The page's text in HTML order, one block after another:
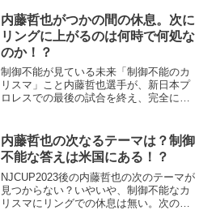
界最高峰のベルト流出を許してしまう。
全日本プロレス時代の...
内藤哲也がつかの間の休息。次に
リングに上がるのは何時で何処な
のか！？
制御不能が見ている未来「制御不能のカ
リスマ」こと内藤哲也選手が、新日本プ
ロレスでの最後の試合を終え、完全にフ
蓄積したダメージの治療とリフレッシュ
を兼ねた“オーバーホール...
内藤哲也の次なるテーマは？制御
不能な答えは米国にある！？
NJCUP2023後の内藤哲也の次のテーマが
見つからない？いやいや、制御不能なカ
リスマにリングでの休息は無い。次のテ